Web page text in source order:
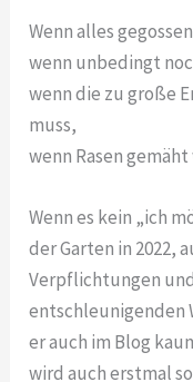
Wenn alles
wenn unbedingt
wenn die zu große
muss,
wenn Rasen
Wenn es kein „ich
der Garten in 2022,
Verpflichtungen
entschleunigenden
er auch im Blog
wird auch erstmal